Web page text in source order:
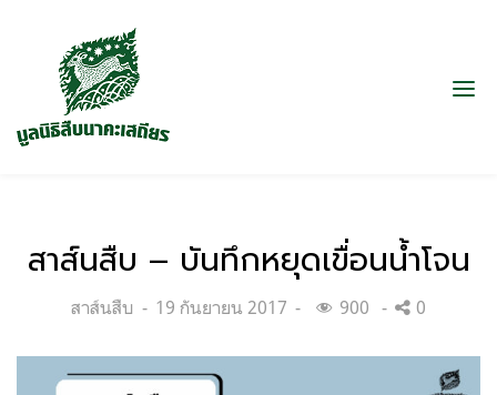
สาส์นสืบ – บันทึกหยุดเขื่อนน้ำโจน
Categories:
สาส์นสืบ
Posted
19 กันยายน 2017 900 0